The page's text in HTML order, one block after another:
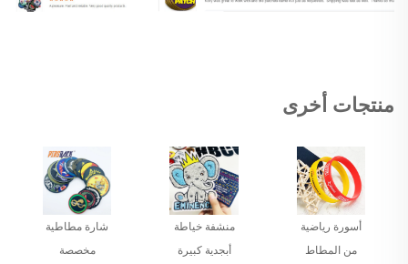
منتجات أخرى
أسورة رياضية
من المطاط
منشفة خياطة
أبجدية كبيرة
شارة مطاطية
مخصصة